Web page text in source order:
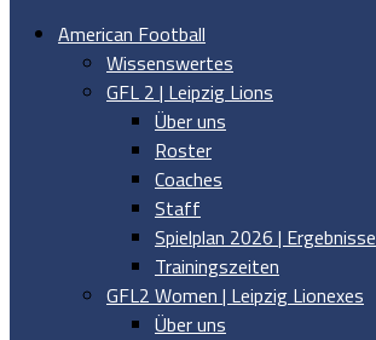
American Football
Wissenswertes
GFL 2 | Leipzig Lions
Über uns
Roster
Coaches
Staff
Spielplan 2026 | Ergebnisse
Trainingszeiten
GFL2 Women | Leipzig Lionexes
Über uns